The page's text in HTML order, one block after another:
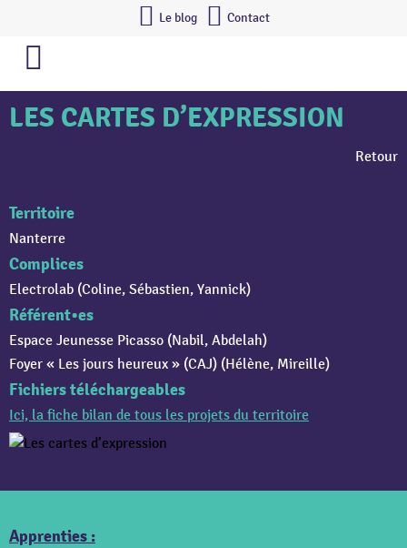
Le blog Contact
LES CARTES D’EXPRESSION
Retour
Territoire
Nanterre
Complices
Electrolab (Coline, Sébastien, Yannick)
Référent•es
Espace Jeunesse Picasso (Nabil, Abdelah)
Foyer « Les jours heureux » (CAJ) (Hélène, Mireille)
Fichiers téléchargeables
Ici, la fiche bilan de tous les projets du territoire
Apprenties :